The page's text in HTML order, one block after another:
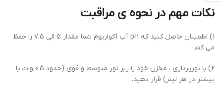
نکات مهم در نحوه ی مراقبت
1) اطمینان حاصل کنید که pH آب آکواریوم شما مقدار 5 الی 7.5 را حفظ
می کند.
2) با نورپردازی ، مخزن خود را زیر نور متوسط ​​و قوی (حدود 0.5 وات یا
بیشتر در هر لیتر) قرار دهید.